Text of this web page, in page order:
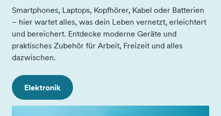
Smartphones, Laptops, Kopfhörer, Kabel oder Batterien
– hier wartet alles, was dein Leben vernetzt, erleichtert
und bereichert. Entdecke moderne Geräte und
praktisches Zubehör für Arbeit, Freizeit und alles
dazwischen.
Elektronik